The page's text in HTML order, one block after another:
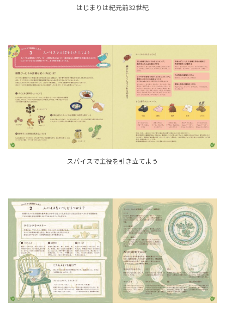
はじまりは紀元前32世紀
スパイスで主役を引き立てよう